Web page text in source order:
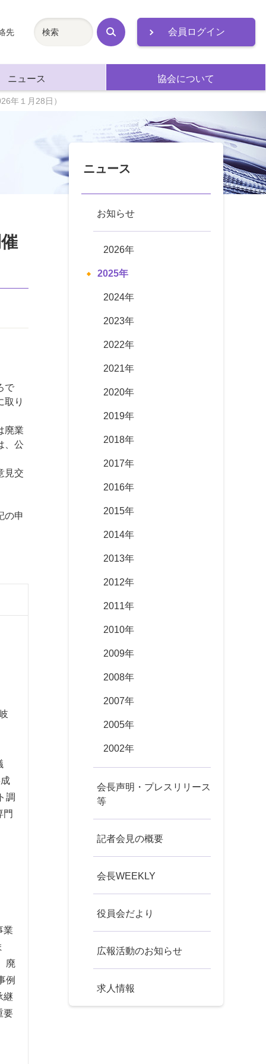
会員ログイン
ニュース 協会について
先
検
索
年１月28日）
で
取り
廃業
、公
見交
の申
調
門
業
廃
例
継
要
ニュース
お知らせ
2026年
2025年
2024年
2023年
2022年
2021年
2020年
2019年
2018年
2017年
2016年
2015年
2014年
2013年
2012年
2011年
2010年
2009年
2008年
2007年
2005年
2002年
会長声明・プレスリリース
等
記者会見の概要
会長WEEKLY
役員会だより
広報活動のお知らせ
求人情報